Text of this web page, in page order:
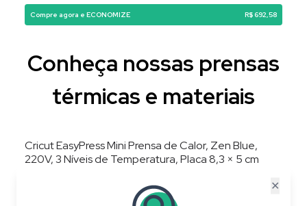
✕
Compre agora e ECONOMIZE R$ 692,58
Conheça nossas prensas
térmicas e materiais
Cricut EasyPress Mini Prensa de Calor, Zen Blue,
220V, 3 Níveis de Temperatura, Placa 8,3 × 5 cm